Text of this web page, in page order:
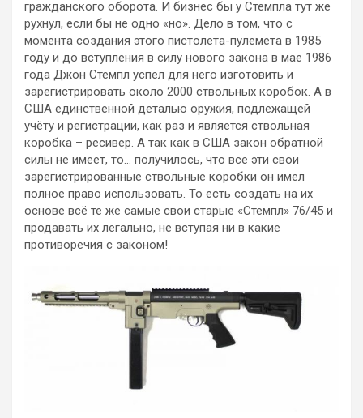
гражданского оборота. И бизнес бы у Стемпла тут же
рухнул, если бы не одно «но». Дело в том, что с
момента создания этого пистолета-пулемета в 1985
году и до вступления в силу нового закона в мае 1986
года Джон Стемпл успел для него изготовить и
зарегистрировать около 2000 ствольных коробок. А в
США единственной деталью оружия, подлежащей
учёту и регистрации, как раз и является ствольная
коробка – ресивер. А так как в США закон обратной
силы не имеет, то… получилось, что все эти свои
зарегистрированные ствольные коробки он имел
полное право использовать. То есть создать на их
основе всё те же самые свои старые «Стемпл» 76/45 и
продавать их легально, не вступая ни в какие
противоречия с законом!